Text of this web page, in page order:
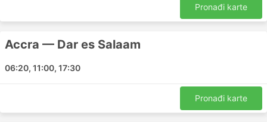
prijevoznici dopuštaju članovima takvih programa da
dobiju karte s popustom ili pristup najboljim ponudama
dostupne svim putnicima.
Molimo imajte na umu da neke klase karata ne uključuju
ništa osim samog putovanja. Od vas se može tražiti da
dodatno platite za izvanmrežnu prijavu i odabir sjedala,
prtljage i obroka. Možda izgleda nezgodno, ali ako ste
Pronađi karte
Accra — Dar es Salaam
06:20, 11:00, 17:30
Pronađi karte